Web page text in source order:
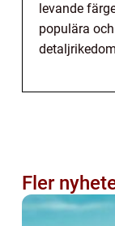
levande
populära
Fler